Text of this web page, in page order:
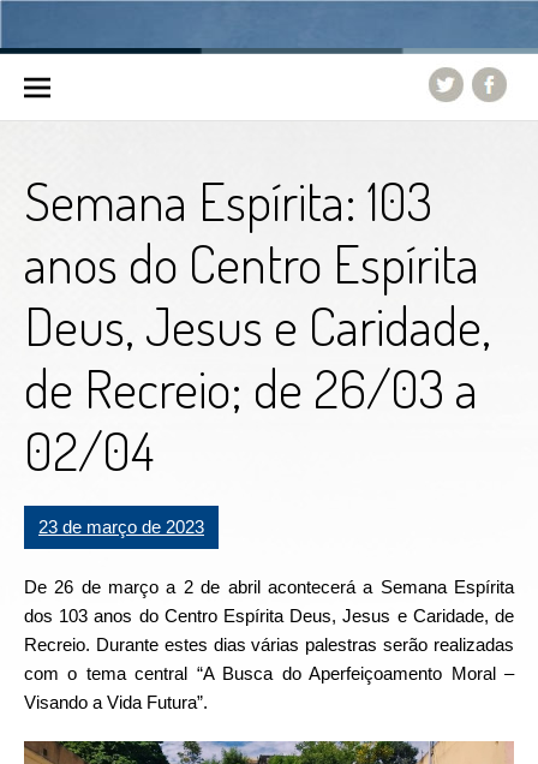
Semana Espírita: 103
anos do Centro Espírita
Deus, Jesus e Caridade,
de Recreio; de 26/03 a
02/04
23 de março de 2023
De 26 de março a 2 de abril acontecerá a Semana Espírita
dos 103 anos do Centro Espírita Deus, Jesus e Caridade, de
Recreio. Durante estes dias várias palestras serão realizadas
com o tema central “A Busca do Aperfeiçoamento Moral –
Visando a Vida Futura”.